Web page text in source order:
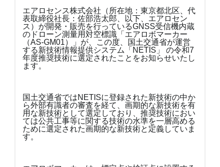
エアロセンス株式会社（所在地：東京都北区、代
表取締役社長：佐部浩太郎、以下、エアロセン
ス）が開発・販売を行っているGNSS受信機内蔵
のドローン測量用対空標識「エアロボマーカー
（AS-GM01）」が、この度、国土交通省が運営
する新技術情報提供システム「NETIS」 の令和7
年度推奨技術に選定されたことをお知らせいたし
ます。
国土交通省ではNETISに登録された新技術の中か
ら外部有識者の審査を経て、画期的な新技術を有
用な新技術として選定しており、推奨技術におい
ては公共工事等に関する技術の水準を一層高める
ために選定された画期的な新技術と定義していま
す。